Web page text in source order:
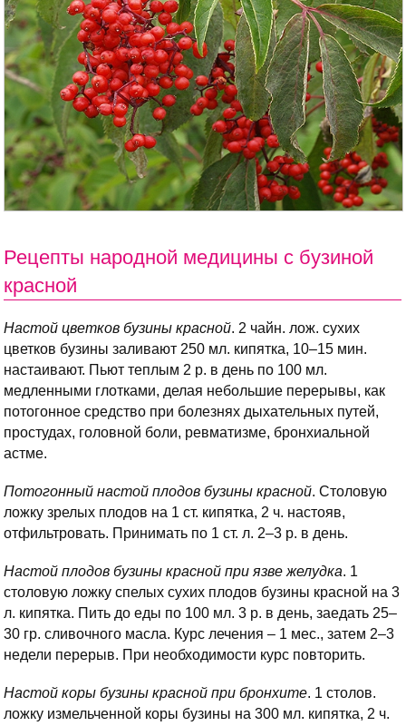
Рецепты народной медицины с бузиной
красной
Настой цветков бузины красной. 2 чайн. лож. сухих
цветков бузины заливают 250 мл. кипятка, 10–15 мин.
настаивают. Пьют теплым 2 р. в день по 100 мл.
медленными глотками, делая небольшие перерывы, как
потогонное средство при болезнях дыхательных путей,
простудах, головной боли, ревматизме, бронхиальной
астме.
Потогонный настой плодов бузины красной. Столовую
ложку зрелых плодов на 1 ст. кипятка, 2 ч. настояв,
отфильтровать. Принимать по 1 ст. л. 2–3 р. в день.
Настой плодов бузины красной при язве желудка. 1
столовую ложку спелых сухих плодов бузины красной на 3
л. кипятка. Пить до еды по 100 мл. 3 р. в день, заедать 25–
30 гр. сливочного масла. Курс лечения – 1 мес., затем 2–3
недели перерыв. При необходимости курс повторить.
Настой коры бузины красной при бронхите. 1 столов.
ложку измельченной коры бузины на 300 мл. кипятка, 2 ч.